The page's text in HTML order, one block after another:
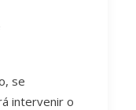
se
intervenir o